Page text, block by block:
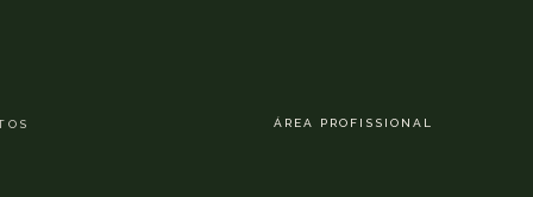
ÁREA PROFISSIONAL